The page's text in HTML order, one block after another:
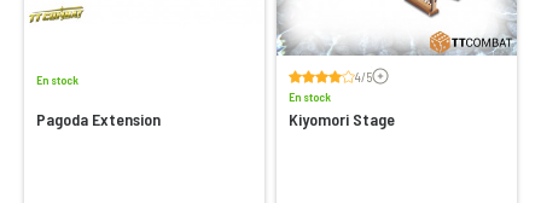
En stock
Pagoda Extension
4/5Voir les avis
En stock
Kiyomori Stage